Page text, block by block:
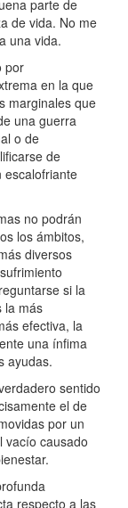
parte de
de vida. No me
una vida.
por
en la que
marginales que
una guerra
o de
de
escalofriante
no podrán
los ámbitos,
diversos
si la
la más
efectiva, la
una ínfima
ayudas.
sentido
el de
por un
vacío causado
respecto a las